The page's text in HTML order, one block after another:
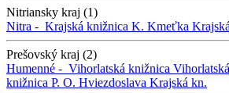
Nitriansky kraj (1)
Nitra - Krajská knižnica K. Kmeťka
Prešovský kraj (2)
Humenné - Vihorlatská knižnica
knižnica P. O. Hviezdoslava Krajská kn.